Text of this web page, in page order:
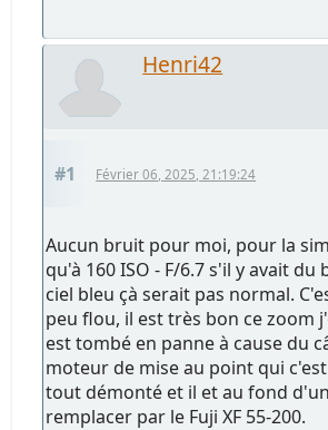
Henri42
#1 Février 06, 2025, 21:19:24
Aucun bruit pour moi, pour la
qu'à 160 ISO - F/6.7 s'il y avait du
ciel bleu çà serait pas normal.
peu flou, il est très bon ce zoom
est tombé en panne à cause du
moteur de mise au point qui c'est
tout démonté et il et au fond
remplacer par le Fuji XF 55-200.